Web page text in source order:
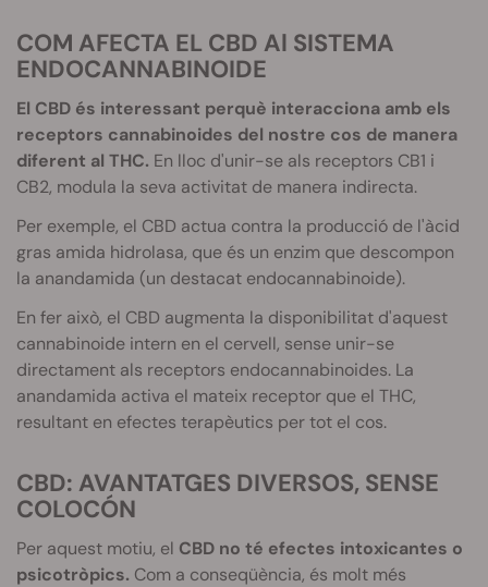
COM AFECTA EL CBD Al SISTEMA
ENDOCANNABINOIDE
El CBD és interessant perquè interacciona amb els
receptors cannabinoides del nostre cos de manera
diferent al THC. En lloc d'unir-se als receptors CB1 i
CB2, modula la seva activitat de manera indirecta.
Per exemple, el CBD actua contra la producció de l'àcid
gras amida hidrolasa, que és un enzim que descompon
la anandamida (un destacat endocannabinoide).
En fer això, el CBD augmenta la disponibilitat d'aquest
cannabinoide intern en el cervell, sense unir-se
directament als receptors endocannabinoides. La
anandamida activa el mateix receptor que el THC,
resultant en efectes terapèutics per tot el cos.
CBD: AVANTATGES DIVERSOS, SENSE
COLOCÓN
Per aquest motiu, el CBD no té efectes intoxicantes o
psicotròpics. Com a conseqüència, és molt més